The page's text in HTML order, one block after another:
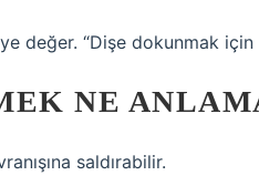
değer. “Dişe dokunmak
NE
saldırabilir.